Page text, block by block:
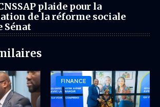
plaide pour la
de la réforme sociale
Sénat
FINANCE